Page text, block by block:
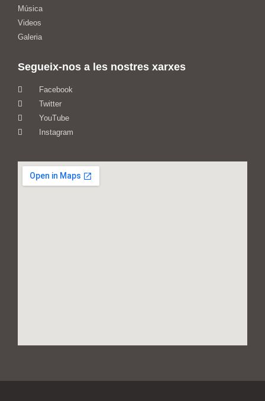
Música
Videos
Galeria
Segueix-nos a les nostres xarxes
Facebook
Twitter
YouTube
Instagram